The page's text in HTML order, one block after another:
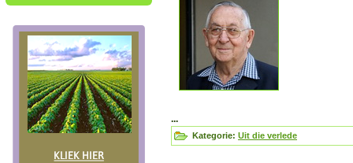
...
Kategorie: Uit die verlede